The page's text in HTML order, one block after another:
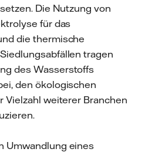
Die Nutzung von
für das
die thermische
tragen
des Wasserstoffs
den ökologischen
Vielzahl weiterer Branchen
Umwandlung eines